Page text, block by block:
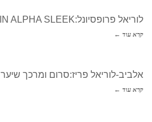
לוריאל פרופסיונל:KERATIN ALPHA SLEEK
קרא עוד ←
אלביב-לוריאל פריז:סרום ומרכך שיער ULTIMATE
קרא עוד ←